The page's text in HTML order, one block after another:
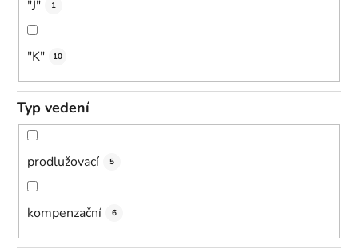
"J" 1
"K" 10
Typ vedení
prodlužovací 5
kompenzační 6